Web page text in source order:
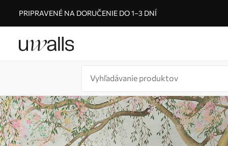
PRIPRAVENÉ NA DORUČENIE DO 1–3 DNÍ